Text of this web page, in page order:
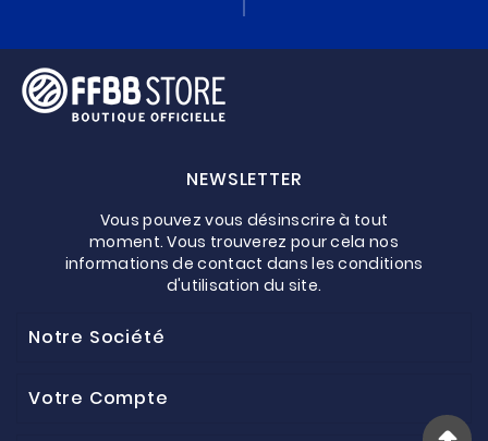
NEWSLETTER
Vous pouvez vous désinscrire à tout
moment. Vous trouverez pour cela nos
informations de contact dans les conditions
d'utilisation du site.
Notre Société
Votre Compte